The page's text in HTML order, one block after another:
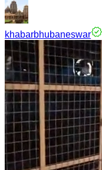
khabarbhubaneswar